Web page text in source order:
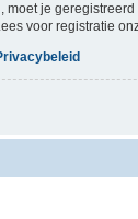
moet je
voor registratie